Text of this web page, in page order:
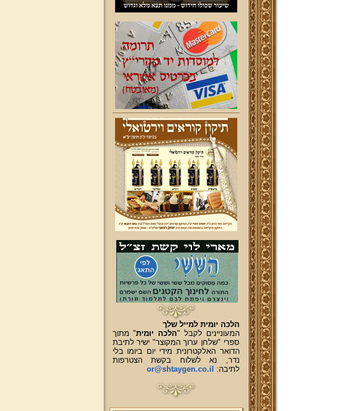
הלכה יומית למייל שלך
המעוניינים לקבל "הלכה יומית" מתוך
ספרי "שלחן ערוך המקוצר" ישיר לתיבת
הדואר האלקטרונית מידי יום ביומו בלי
נדר, נא לשלוח בקשת הצטרפות
לתיבה:
or@shtaygen.co.il